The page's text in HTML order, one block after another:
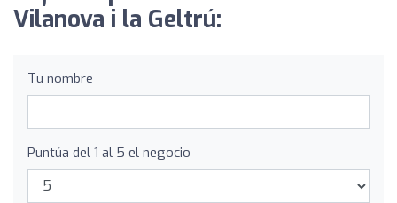
Vilanova i la Geltrú:
Tu nombre
Puntúa del 1 al 5 el negocio